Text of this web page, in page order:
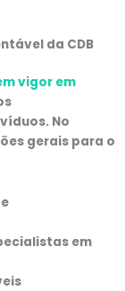
da CDB
vigor em
No
gerais para o
e
em